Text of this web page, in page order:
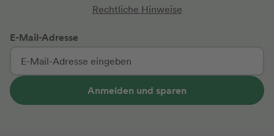
Rechtliche Hinweise
E-Mail-Adresse
Anmelden und sparen